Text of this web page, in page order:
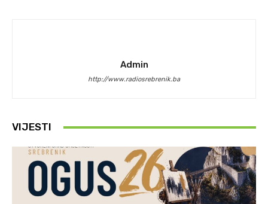
Admin
http://www.radiosrebrenik.ba
VIJESTI